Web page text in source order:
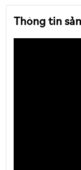
Thông tin